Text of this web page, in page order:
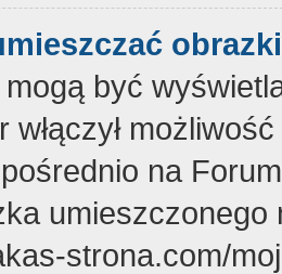
być
włączył
na
strona.com/